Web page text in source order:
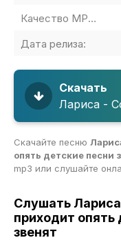
Качество MP3:
Дата релиза:
Скачать
Скачайте песню
опять детские песни
mp3 или слушайте
Слушать
приходит опять
звенят